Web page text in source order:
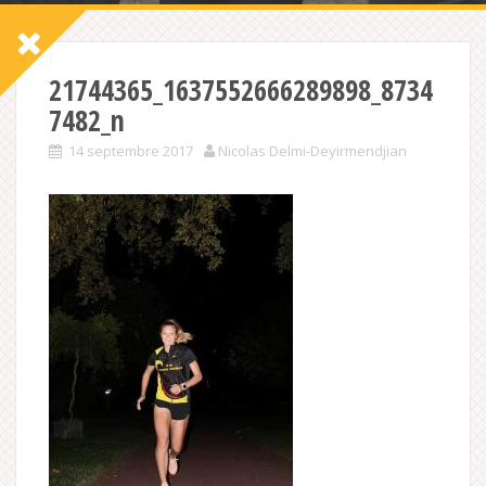
21744365_1637552666289898_8734
7482_n
14 septembre 2017 Nicolas Delmi-Deyirmendjian